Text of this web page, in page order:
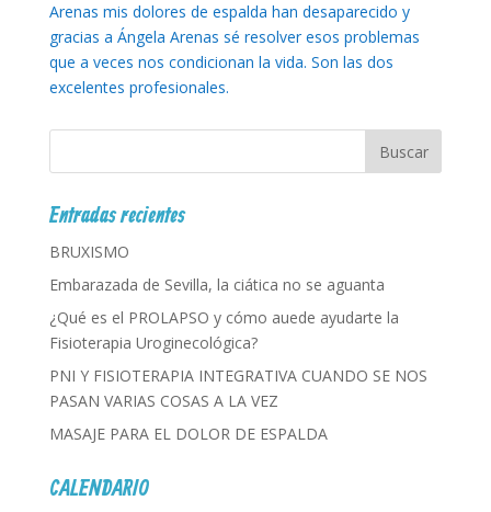
Arenas mis dolores de espalda han desaparecido y
gracias a Ángela Arenas sé resolver esos problemas
que a veces nos condicionan la vida. Son las dos
excelentes profesionales.
Entradas recientes
BRUXISMO
Embarazada de Sevilla, la ciática no se aguanta
¿Qué es el PROLAPSO y cómo auede ayudarte la
Fisioterapia Uroginecológica?
PNI Y FISIOTERAPIA INTEGRATIVA CUANDO SE NOS
PASAN VARIAS COSAS A LA VEZ
MASAJE PARA EL DOLOR DE ESPALDA
CALENDARIO